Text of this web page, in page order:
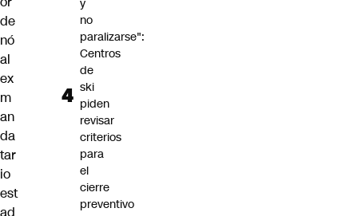
de
nó
al
ex
m
an
da
tar
io
est
ad
y
no
paralizarse":
Centros
de
ski
piden
revisar
criterios
para
el
cierre
preventivo